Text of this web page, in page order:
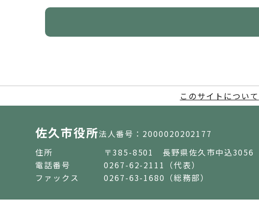
このサイトについて
佐久市役所法人番号：2000020202177
住所
〒385-8501 長野県佐久市中込3056
電話番号
0267-62-2111（代表）
ファックス
0267-63-1680（総務部）